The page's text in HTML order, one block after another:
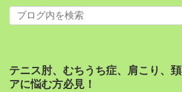
テニス肘、むちうち症、肩こり、
アに悩む方必見！